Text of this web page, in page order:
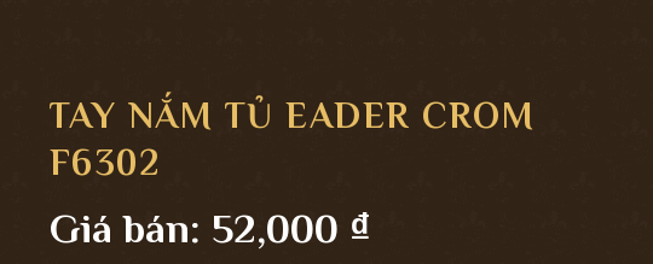
TAY NẮM TỦ EADER CROM
F6302
Giá bán: 52,000 ₫